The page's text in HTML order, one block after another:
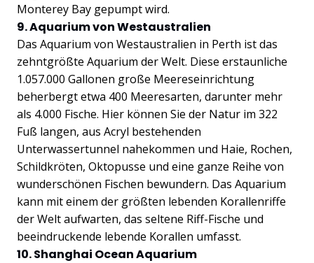
Monterey Bay gepumpt wird.
9. Aquarium von Westaustralien
Das Aquarium von Westaustralien in Perth ist das
zehntgrößte Aquarium der Welt. Diese erstaunliche
1.057.000 Gallonen große Meereseinrichtung
beherbergt etwa 400 Meeresarten, darunter mehr
als 4.000 Fische. Hier können Sie der Natur im 322
Fuß langen, aus Acryl bestehenden
Unterwassertunnel nahekommen und Haie, Rochen,
Schildkröten, Oktopusse und eine ganze Reihe von
wunderschönen Fischen bewundern. Das Aquarium
kann mit einem der größten lebenden Korallenriffe
der Welt aufwarten, das seltene Riff-Fische und
beeindruckende lebende Korallen umfasst.
10. Shanghai Ocean Aquarium